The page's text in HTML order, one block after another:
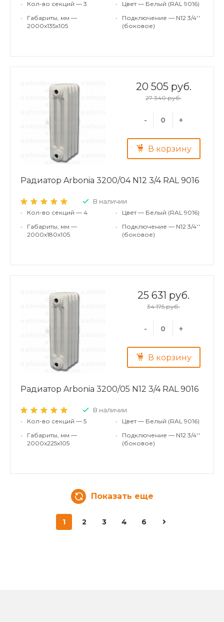
•
Кол-во секций — 3
•
Габариты, мм —
2000x135x105
•
Цвет — Белый (RAL 9016)
•
Подключение — N12 3/4''
(боковое)
20 505 руб.
27 340 руб.
- +
В корзину
Радиатор Arbonia 3200/04 N12 3/4 RAL 9016
В наличии
•
Кол-во секций — 4
•
Габариты, мм —
2000x180x105
•
Цвет — Белый (RAL 9016)
•
Подключение — N12 3/4''
(боковое)
25 631 руб.
34 175 руб.
- +
В корзину
Радиатор Arbonia 3200/05 N12 3/4 RAL 9016
В наличии
•
Кол-во секций — 5
•
Габариты, мм —
2000x225x105
•
Цвет — Белый (RAL 9016)
•
Подключение — N12 3/4''
(боковое)
Показать еще
1 2 3 4 6